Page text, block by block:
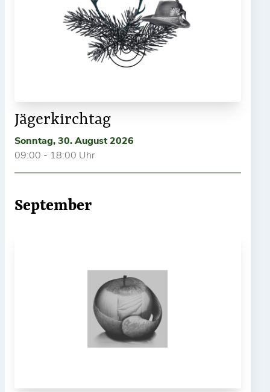
Jägerkirchtag
Sonntag, 30. August 2026
09:00 - 18:00 Uhr
September